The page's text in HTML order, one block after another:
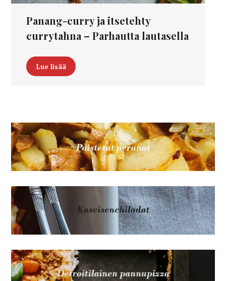
Panang-curry ja itsetehty
currytahna – Parhautta lautasella
Lue lisää